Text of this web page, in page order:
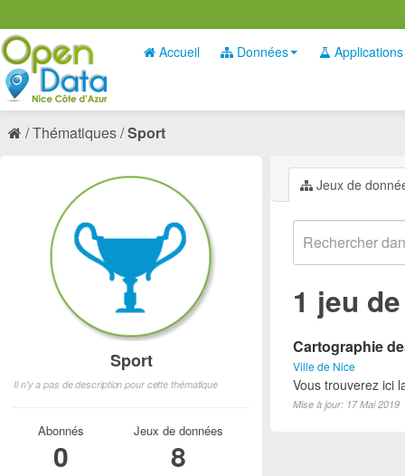
Accueil Données Applications
Thématiques Sport
Jeux de
1 jeu
Cartographie
Ville de Nice
Vous trouverez ici
Mise à jour: 17 Mai 2019
Sport
Il n'y a pas de description pour cette thématique
Abonnés
0
Jeux de données
8